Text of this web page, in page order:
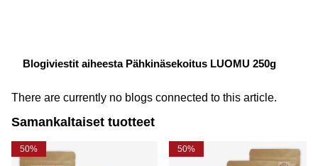
Blogiviestit aiheesta Pähkinäsekoitus LUOMU 250g
There are currently no blogs connected to this article.
Samankaltaiset tuotteet
50% 50%